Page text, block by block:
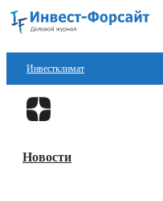
Инвестклимат
Финансы
Блокчейн
Новости